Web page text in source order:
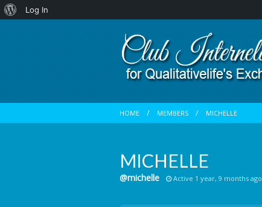
About
Log In
HOME MEMBERS MICHELLE
MICHELLE
@michelle Active 1 year, 9 months ago